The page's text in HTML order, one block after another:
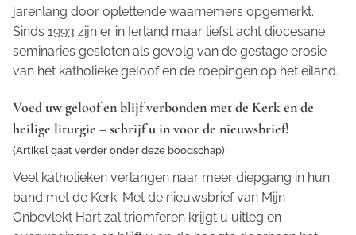
jarenlang door oplettende waarnemers opgemerkt.
Sinds 1993 zijn er in Ierland maar liefst acht diocesane
seminaries gesloten als gevolg van de gestage erosie
van het katholieke geloof en de roepingen op het eiland.
Voed uw geloof en blijf verbonden met de Kerk en de
heilige liturgie – schrijf u in voor de nieuwsbrief!
(Artikel gaat verder onder deze boodschap)
Veel katholieken verlangen naar meer diepgang in hun
band met de Kerk. Met de nieuwsbrief van Mijn
Onbevlekt Hart zal triomferen krijgt u uitleg en